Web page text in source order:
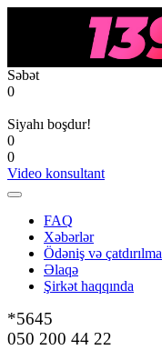
Səbət
0
Siyahı boşdur!
0
0
Video konsultant
FAQ
Xəbərlər
Ödəniş və çatdırılma
Əlaqə
Şirkət haqqında
*5645
050 200 44 22